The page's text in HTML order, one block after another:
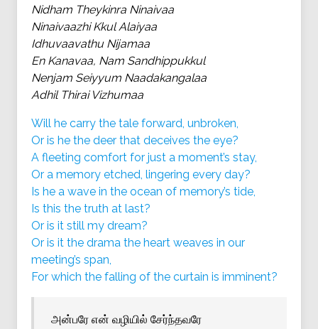
Nidham Theykinra Ninaivaa
Ninaivaazhi Kkul Alaiyaa
Idhuvaavathu Nijamaa
En Kanavaa, Nam Sandhippukkul
Nenjam Seiyyum Naadakangalaa
Adhil Thirai Vizhumaa
Will he carry the tale forward, unbroken,
Or is he the deer that deceives the eye?
A fleeting comfort for just a moment’s stay,
Or a memory etched, lingering every day?
Is he a wave in the ocean of memory’s tide,
Is this the truth at last?
Or is it still my dream?
Or is it the drama the heart weaves in our
meeting’s span,
For which the falling of the curtain is imminent?
அன்பரே என் வழியில் சேர்ந்தவரே